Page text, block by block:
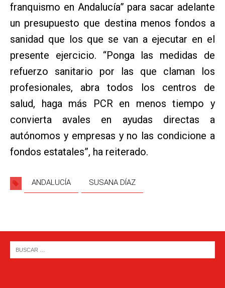
franquismo en Andalucía” para sacar adelante
un presupuesto que destina menos fondos a
sanidad que los que se van a ejecutar en el
presente ejercicio. “Ponga las medidas de
refuerzo sanitario por las que claman los
profesionales, abra todos los centros de
salud, haga más PCR en menos tiempo y
convierta avales en ayudas directas a
autónomos y empresas y no las condicione a
fondos estatales”, ha reiterado.
ANDALUCÍA SUSANA DÍAZ